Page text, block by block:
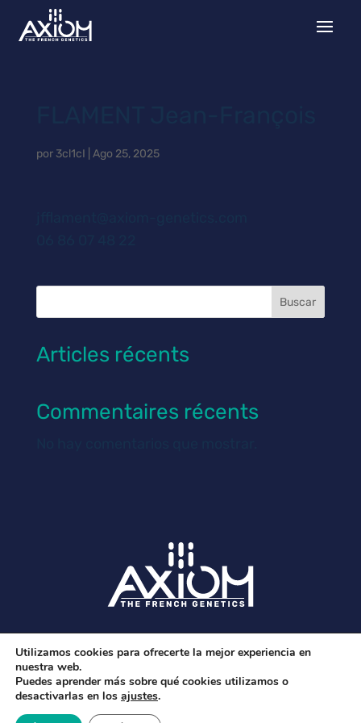
por 3cl1cI Ago 25, 2025
Buscar
Articles récents
Commentaires récents
Avisos legales y política de privacidad
Utilizamos cookies para ofrecerte la mejor experiencia en
nuestra web.
Puedes aprender más sobre qué cookies utilizamos o
desactivarlas en los ajustes.